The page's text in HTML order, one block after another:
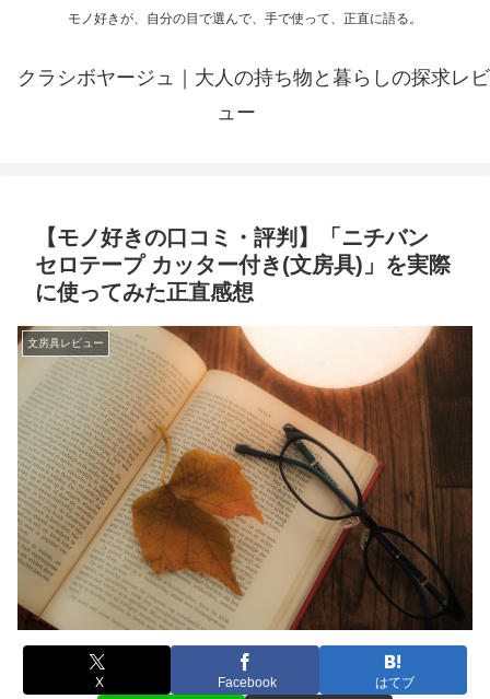
モノ好きが、自分の目で選んで、手で使って、正直に語る。
クラシボヤージュ｜大人の持ち物と暮らしの探求レビ
ュー
【モノ好きの口コミ・評判】「ニチバン
セロテープ カッター付き(文房具)」を実際
に使ってみた正直感想
文房具レビュー
X Facebook はてブ